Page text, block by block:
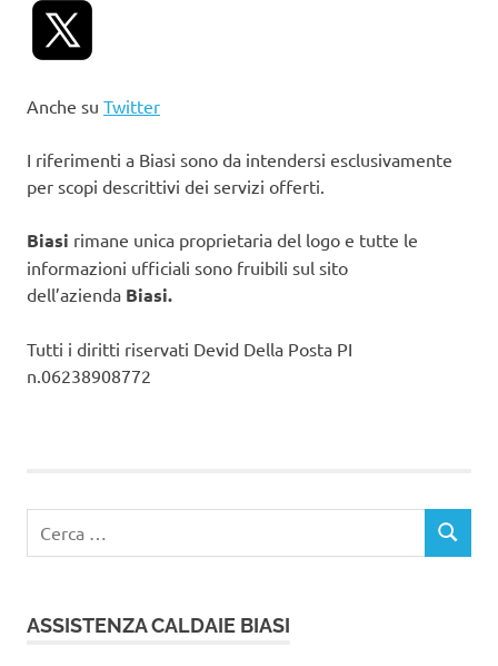
Anche su Twitter
I riferimenti a Biasi sono da intendersi esclusivamente
per scopi descrittivi dei servizi offerti.
Biasi rimane unica proprietaria del logo e tutte le
informazioni ufficiali sono fruibili sul sito
dell’azienda Biasi.
Tutti i diritti riservati Devid Della Posta PI
n.06238908772
per:
CERCA
ASSISTENZA CALDAIE BIASI